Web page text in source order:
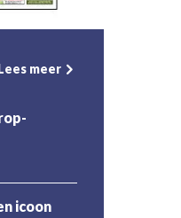
meer
icoon